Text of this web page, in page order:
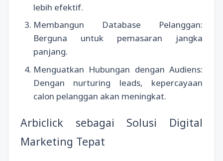
lebih efektif.
Membangun Database Pelanggan:
Berguna untuk pemasaran jangka
panjang.
Menguatkan Hubungan dengan Audiens:
Dengan nurturing leads, kepercayaan
calon pelanggan akan meningkat.
Arbiclick sebagai Solusi Digital
Marketing Tepat